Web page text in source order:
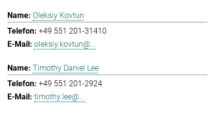
Oleksiy Kovtun
+49 551 201-31410
oleksiy.kovtun@...
Timothy Daniel Lee
+49 551 201-2924
timothy.lee@...